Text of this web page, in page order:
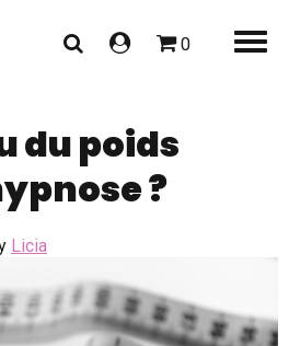
0
du poids
?
Licia